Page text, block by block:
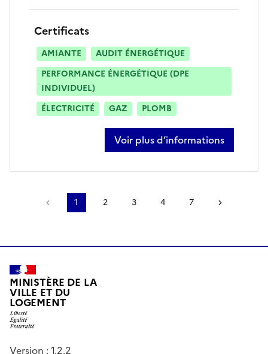
Certificats
AMIANTE
AUDIT ÉNERGÉTIQUE
PERFORMANCE ÉNERGÉTIQUE (DPE
INDIVIDUEL)
ÉLECTRICITÉ
GAZ PLOMB
Voir plus d’informations
sur jerome colombin
Page précédente
1 2 3 4 7
MINISTÈRE DE LA
VILLE ET DU
LOGEMENT
Version : 1.2.2